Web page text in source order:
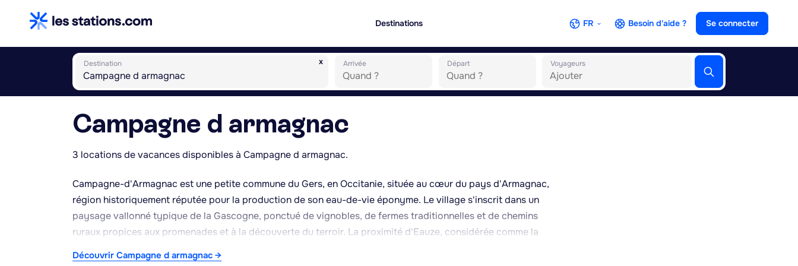
Destinations FR Besoin d'aide ? Se connecter
x
Destination Arrivée Départ Voyageurs
Campagne d armagnac
3 locations de vacances disponibles à Campagne d armagnac.
Campagne-d'Armagnac est une petite commune du Gers, en Occitanie, située au cœur du pays d'Armagnac,
région historiquement réputée pour la production de son eau-de-vie éponyme. Le village s'inscrit dans un
paysage vallonné typique de la Gascogne, ponctué de vignobles, de fermes traditionnelles et de chemins
ruraux propices aux promenades et à la découverte du terroir. La proximité d'Eauze, considérée comme la
Découvrir Campagne d armagnac →